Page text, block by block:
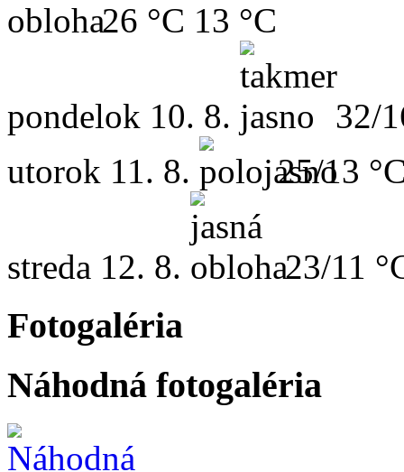
26 °C 13 °C
pondelok 10. 8.
32/
utorok 11. 8. 25/13
streda 12. 8. 23/11
Fotogaléria
Náhodná fotogaléria